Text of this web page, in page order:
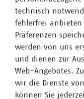
VKU-Positionen
MEHR ZU VKU-
ALLE POSITIONEN
technisch
fehlerfrei
Präferenzen
werden von uns
und dienen zur
Web-Angebotes.
wir die Dienste
können Sie